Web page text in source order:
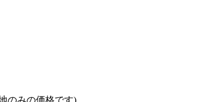
のみの価格です)